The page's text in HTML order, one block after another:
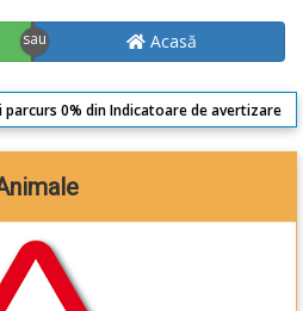
Acasă
parcurs 0% din Indicatoare de avertizare